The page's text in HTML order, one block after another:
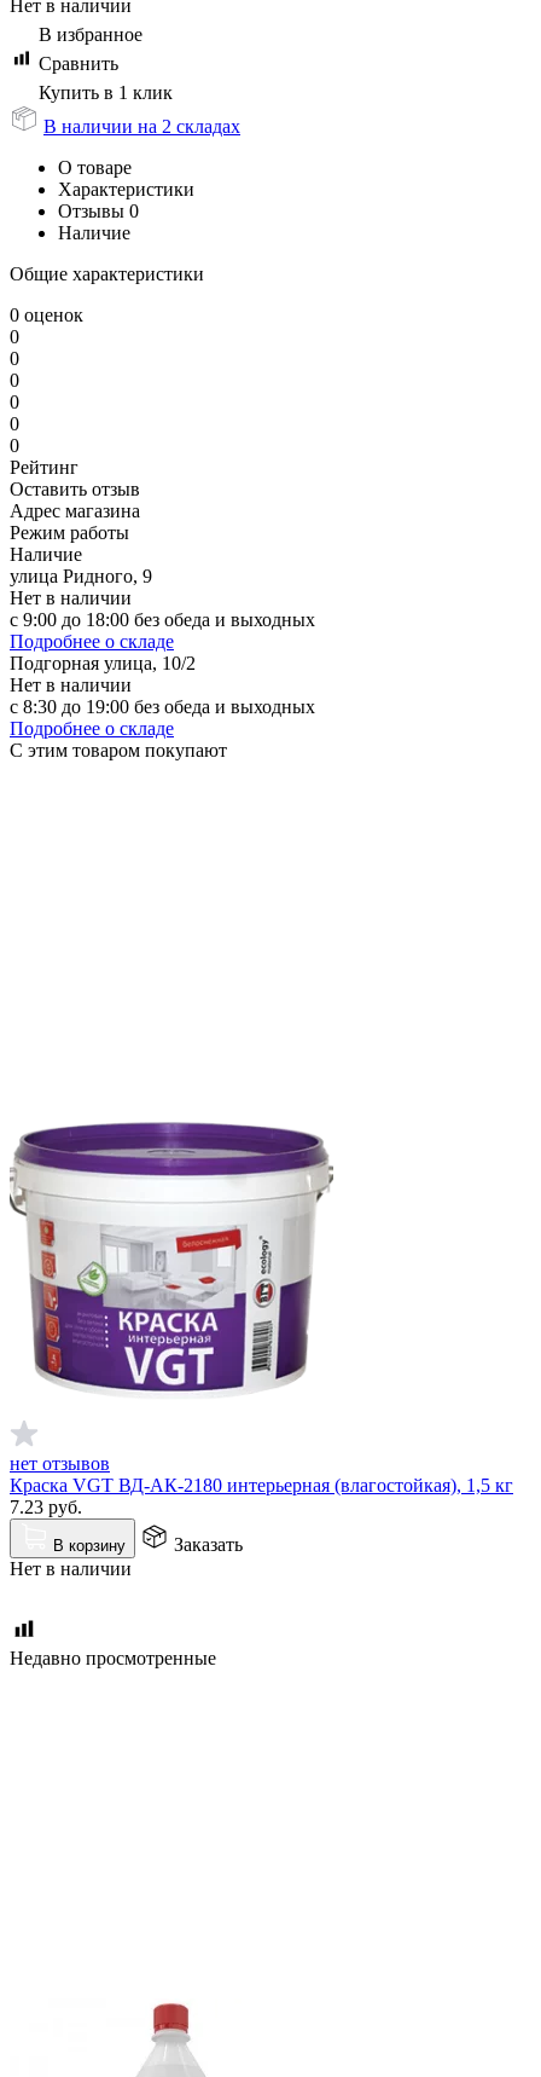
Нет в наличии
В избранное
Сравнить
Купить в 1 клик
В наличии на 2 складах
О товаре
Характеристики
Отзывы 0
Наличие
Общие характеристики
0 оценок
0
0
0
0
0
0
Рейтинг
Оставить отзыв
Адрес магазина
Режим работы
Наличие
улица Ридного, 9
Нет в наличии
с 9:00 до 18:00 без обеда и выходных
Подробнее о складе
Подгорная улица, 10/2
Нет в наличии
с 8:30 до 19:00 без обеда и выходных
Подробнее о складе
С этим товаром покупают
нет отзывов
Краска VGT ВД-АК-2180 интерьерная (влагостойкая), 1,5 кг
7.23 руб.
В корзину
Заказать
Нет в наличии
Недавно просмотренные